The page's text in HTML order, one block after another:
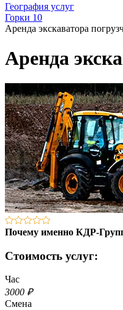
География услуг
Горки 10
Аренда экскаватора
Аренда
Почему именно КДР-
Стоимость услуг:
Час
3000 ₽
Смена